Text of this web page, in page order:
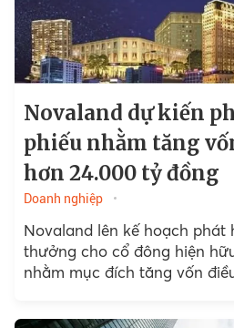
Novaland dự kiến
phiếu nhằm tăng
hơn 24.000 tỷ đồng
Doanh nghiệp
Novaland lên kế hoạch phát
thưởng cho cổ đông hiện
nhằm mục đích tăng vốn